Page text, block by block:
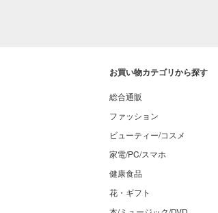
お買い物カテゴリから探す
総合通販
ファッション
ビューティー/コスメ
家電/PC/スマホ
健康食品
花・ギフト